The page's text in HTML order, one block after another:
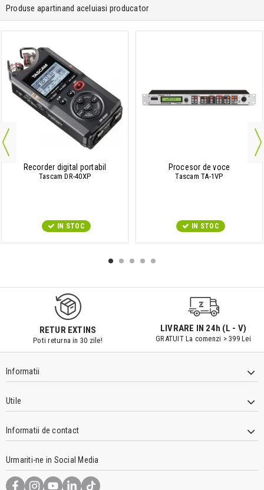
Produse apartinand aceluiasi producator
Recorder digital portabil
Tascam DR-40XP
IN STOC
Procesor de voce
Tascam TA-1VP
IN STOC
RETUR EXTINS
Poti returna in 30 zile!
LIVRARE IN 24h (L - V)
GRATUIT La comenzi > 399 Lei
Informatii
Utile
Informatii de contact
Urmariti-ne in Social Media